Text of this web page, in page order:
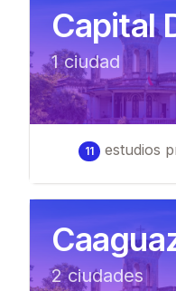
Capital
1ciudad
11 estudios
2ciudades